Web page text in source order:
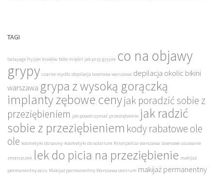
TAGI
balayage fryzjer kraków bóle mięśni jak przy grypie co na objawy
grypy czarne mydło depilacja laserowa warszawa depilacja okolic bikini
warszawa grypa z wysoką gorączką
implanty zębowe cenyjak poradzić sobie z
przeziębieniem jak powstrzymać przeziębienie jak radzić
sobie z przeziębieniem kody rabatowe ole
ole kosmetyki do sauny kosmetyki do solarium Kriolipoliza warszawa laserowe usuwanie
zmarszczek lek do picia na przeziębienie makijaż
permanentny oczu Makijaż permanentny Warszawa centrum makijaż permanentny